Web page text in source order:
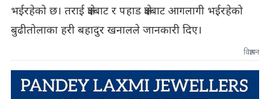
भईरहेको छ। तराई क्षेत्रबाट र पहाड क्षेत्रबाट आगलागी भईरहेको
बुढीतोलाका हरी बहादुर खनालले जानकारी दिए।
विज्ञापन